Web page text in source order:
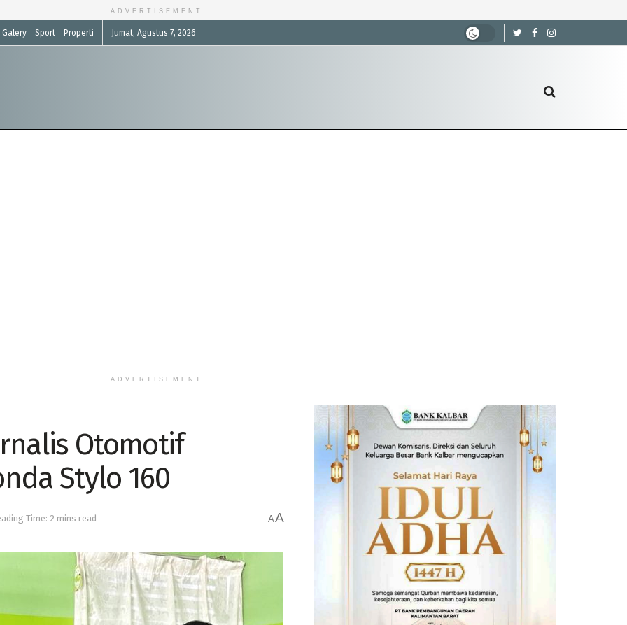
ADVERTISEMENT
Galery Sport Properti Jumat, Agustus 7, 2026
ADVERTISEMENT
Otomotif
Stylo 160
Time: 2 mins read AA